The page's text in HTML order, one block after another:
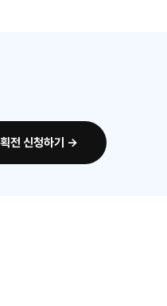
전 신청하기 →